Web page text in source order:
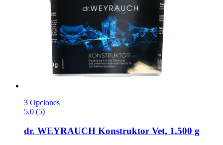
3 Opciones
5.0 (5)
dr. WEYRAUCH Konstruktor Vet, 1.500 g